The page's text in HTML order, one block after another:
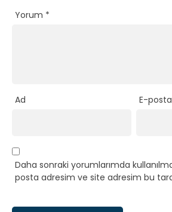
Yorum *
Ad E-posta
Daha sonraki yorumlarımda
posta adresim ve site adresim bu